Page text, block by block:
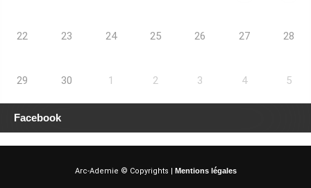
22 23 24 25 26 27 28
29 30 1 2 3 4 5
Facebook
Arc-Ademie © Copyrights | Mentions légales